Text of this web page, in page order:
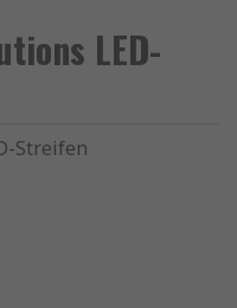
LED-